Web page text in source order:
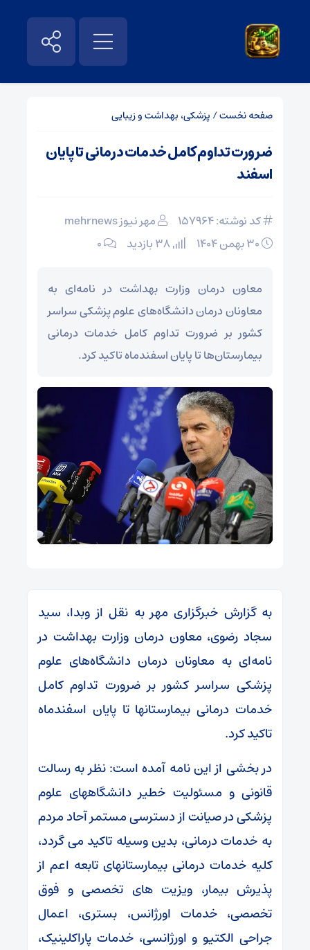
صفحه نخست/ پزشکی، بهداشت و زیبایی
ضرورت تداوم کامل خدمات درمانی تا پایان
اسفند
کد نوشته: 157964
مهر نیوز mehrnews
۰
معاون درمان وزارت بهداشت در نامه‌ای به
معاونان درمان دانشگاه‌های علوم پزشکی سراسر
کشور بر ضرورت تداوم کامل خدمات درمانی
بیمارستان‌ها تا پایان اسفندماه تاکید کرد.
به گزارش خبرگزاری مهر به نقل از وبدا، سید
سجاد رضوی، معاون درمان وزارت بهداشت در
نامه‌ای به معاونان درمان دانشگاه‌های علوم
پزشکی سراسر کشور بر ضرورت تداوم کامل
خدمات درمانی بیمارستانها تا پایان اسفندماه
تاکید کرد.
در بخشی از این نامه آمده است: نظر به رسالت
قانونی و مسئولیت خطیر دانشگاههای علوم
پزشکی در صیانت از دسترسی مستمر آحاد مردم
به خدمات درمانی، بدین وسیله تاکید می گردد،
کلیه خدمات درمانی بیمارستانهای تابعه اعم از
پذیرش بیمار، ویزیت های تخصصی و فوق
تخصصی، خدمات اورژانس، بستری، اعمال
جراحی الکتیو و اورژانسی، خدمات پاراکلینیک،